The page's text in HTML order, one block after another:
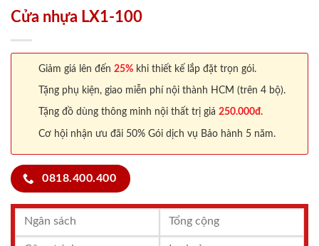
Cửa nhựa LX1-100
Giảm giá lên đến 25% khi thiết kế lắp đặt trọn gói.
Tặng phụ kiện, giao miễn phí nội thành HCM (trên 4 bộ).
Tặng đồ dùng thông minh nội thất trị giá 250.000đ.
Cơ hội nhận ưu đãi 50% Gói dịch vụ Bảo hành 5 năm.
0818.400.400